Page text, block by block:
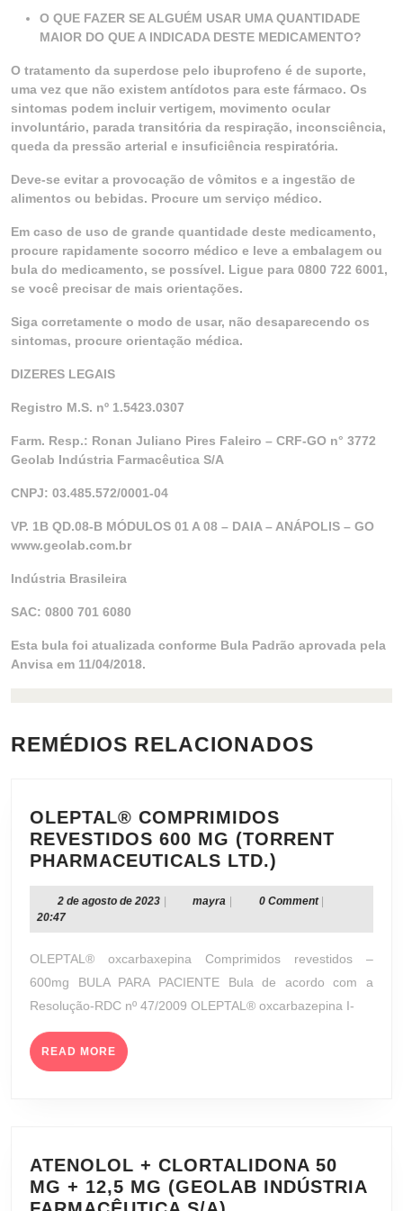
O QUE FAZER SE ALGUÉM USAR UMA QUANTIDADE
MAIOR DO QUE A INDICADA DESTE MEDICAMENTO?
O tratamento da superdose pelo ibuprofeno é de suporte,
uma vez que não existem antídotos para este fármaco. Os
sintomas podem incluir vertigem, movimento ocular
involuntário, parada transitória da respiração, inconsciência,
queda da pressão arterial e insuficiência respiratória.
Deve-se evitar a provocação de vômitos e a ingestão de
alimentos ou bebidas. Procure um serviço médico.
Em caso de uso de grande quantidade deste medicamento,
procure rapidamente socorro médico e leve a embalagem ou
bula do medicamento, se possível. Ligue para 0800 722 6001,
se você precisar de mais orientações.
Siga corretamente o modo de usar, não desaparecendo os
sintomas, procure orientação médica.
DIZERES LEGAIS
Registro M.S. nº 1.5423.0307
Farm. Resp.: Ronan Juliano Pires Faleiro – CRF-GO n° 3772
Geolab Indústria Farmacêutica S/A
CNPJ: 03.485.572/0001-04
VP. 1B QD.08-B MÓDULOS 01 A 08 – DAIA – ANÁPOLIS – GO
www.geolab.com.br
Indústria Brasileira
SAC: 0800 701 6080
Esta bula foi atualizada conforme Bula Padrão aprovada pela
Anvisa em 11/04/2018.
REMÉDIOS RELACIONADOS
OLEPTAL® COMPRIMIDOS
REVESTIDOS 600 MG (TORRENT
PHARMACEUTICALS LTD.)
REVESTIDOS
(TORRENT
LTD.)
2 de agosto de 20232
agosto
2023
mayra mayra 0 Comment
20:47
OLEPTAL® oxcarbaxepina Comprimidos revestidos –
600mg BULA PARA PACIENTE Bula de acordo com a
Resolução-RDC nº 47/2009 OLEPTAL® oxcarbazepina I-
READ MORE READ
MORE
ATENOLOL + CLORTALIDONA 50
MG + 12,5 MG (GEOLAB INDÚSTRIA